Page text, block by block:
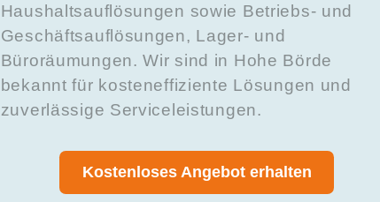
Haushaltsauflösungen sowie Betriebs- und
Geschäftsauflösungen, Lager- und
Büroräumungen. Wir sind in Hohe Börde
bekannt für kosteneffiziente Lösungen und
zuverlässige Serviceleistungen.
Kostenloses Angebot erhalten